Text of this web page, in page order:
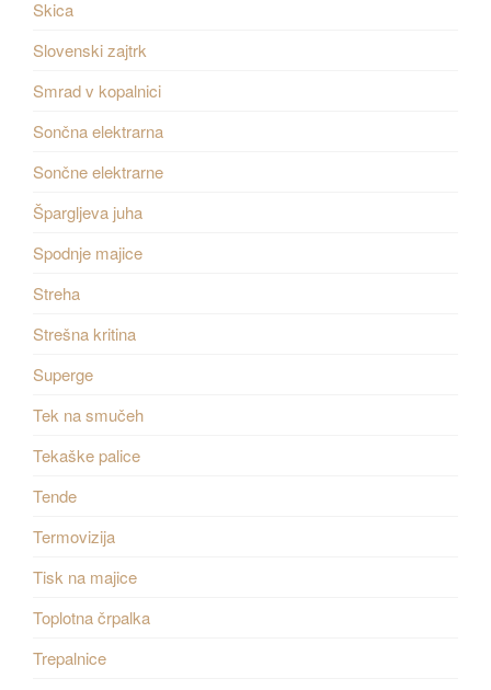
Skica
Slovenski zajtrk
Smrad v kopalnici
Sončna elektrarna
Sončne elektrarne
Špargljeva juha
Spodnje majice
Streha
Strešna kritina
Superge
Tek na smučeh
Tekaške palice
Tende
Termovizija
Tisk na majice
Toplotna črpalka
Trepalnice